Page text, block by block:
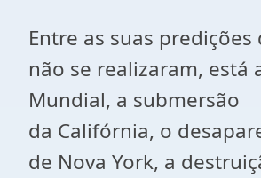
Entre as suas predições
não se realizaram, está
Mundial, a submersão
da Califórnia, o
de Nova York, a